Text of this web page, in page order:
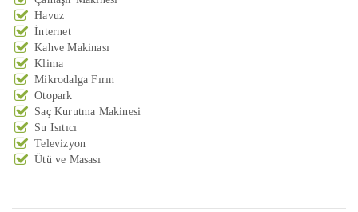
Havuz
İnternet
Kahve Makinası
Klima
Mikrodalga Fırın
Otopark
Saç Kurutma Makinesi
Su Isıtıcı
Televizyon
Ütü ve Masası